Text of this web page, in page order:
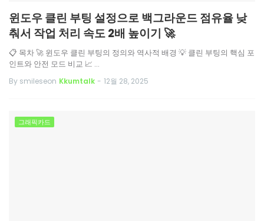
윈도우 클린 부팅 설정으로 백그라운드 점유율 낮
춰서 작업 처리 속도 2배 높이기 🚀
📋 목차 🚀 윈도우 클린 부팅의 정의와 역사적 배경 💡 클린 부팅의 핵심 포
인트와 안전 모드 비교 📈 …
By smileseon Kkumtalk - 12월 28, 2025
그래픽카드